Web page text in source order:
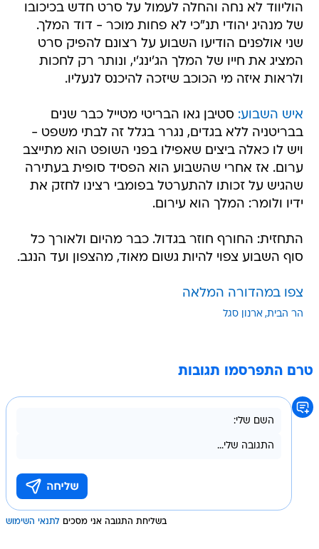
הוליווד לא נחה והחלה לעמול על סרט חדש בכיכובו
של מנהיג יהודי תנ"כי לא פחות מוכר - דוד המלך.
שני אולפנים הודיעו השבוע על רצונם להפיק סרט
המציג את חייו של המלך הג'ינג'י, ונותר רק לחכות
ולראות איזה מי הכוכב שיזכה להיכנס לנעליו.
איש השבוע: סטיבן גאו הבריטי מטייל כבר שנים
בבריטניה ללא בגדים, נגרר בגלל זה לבתי משפט -
ויש לו כאלה ביצים שאפילו בפני השופט הוא מתייצב
ערום. אז אחרי שהשבוע הוא הפסיד סופית בעתירה
שהגיש על זכותו להתערטל בפומבי רצינו לחזק את
ידיו ולומר: המלך הוא עירום.
התחזית: החורף חוזר בגדול. כבר מהיום ולאורך כל
סוף השבוע צפוי להיות גשום מאוד, מהצפון ועד הנגב.
צפו במהדורה המלאה
הר הבית ארנון סגל
טרם התפרסמו תגובות
בשליחת התגובה אני מסכים לתנאי השימוש